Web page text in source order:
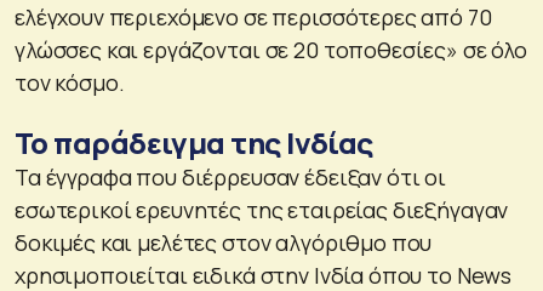
ελέγχουν περιεχόμενο σε περισσότερες από 70
γλώσσες και εργάζονται σε 20 τοποθεσίες» σε όλο
τον κόσμο.
Το παράδειγμα της Ινδίας
Τα έγγραφα που διέρρευσαν έδειξαν ότι οι
εσωτερικοί ερευνητές της εταιρείας διεξήγαγαν
δοκιμές και μελέτες στον αλγόριθμο που
χρησιμοποιείται ειδικά στην Ινδία όπου το News